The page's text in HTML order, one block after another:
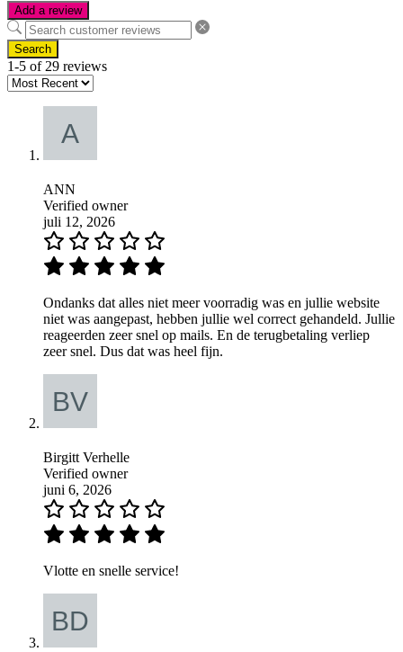
Add a review
Search
1-5 of 29 reviews
ANN
Verified owner
juli 12, 2026
Ondanks dat alles niet meer voorradig was en jullie website
niet was aangepast, hebben jullie wel correct gehandeld. Jullie
reageerden zeer snel op mails. En de terugbetaling verliep
zeer snel. Dus dat was heel fijn.
Birgitt Verhelle
Verified owner
juni 6, 2026
Vlotte en snelle service!